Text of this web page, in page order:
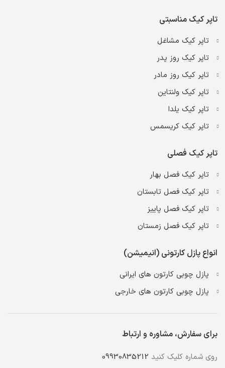
تاپر کیک مناسبتی
تاپر کیک مشاغل
تاپر کیک روز پدر
تاپر کیک روز مادر
تاپر کیک ولنتاین
تاپر کیک یلدا
تاپر کیک کریسمس
تاپر کیک فصلی
تاپر کیک فصل بهار
تاپر کیک فصل تابستان
تاپر کیک فصل پاییز
تاپر کیک فصل زمستان
انواع پازل کارتونی (انیمیشن)
پازل چوبی کارتون های ایرانی
پازل چوبی کارتون های خارجی
برای سفارش، مشاوره و ارتباط
روی شماره کلیک کنید 09930835212